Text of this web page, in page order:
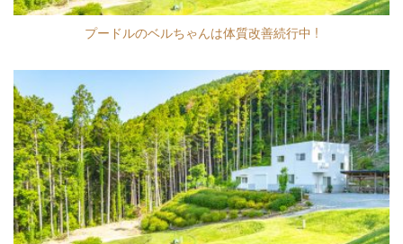
プードルのベルちゃんは体質改善続行中 !